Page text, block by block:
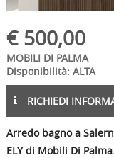
€ 500,00
MOBILI DI PALMA
Disponibilità: ALTA
RICHIEDI
Arredo bagno a
ELY di Mobili Di